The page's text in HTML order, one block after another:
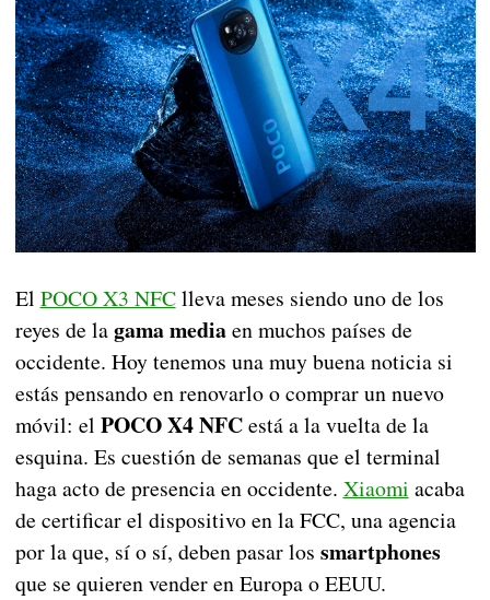
El POCO X3 NFClleva meses siendo uno de los
reyes de lagama mediaen muchos países de
occidente. Hoy tenemos una muy buena noticia si
estás pensando en renovarlo o comprar un nuevo
móvil: el POCO X4 NFCestá a la vuelta de la
esquina. Es cuestión de semanas que el terminal
haga acto de presencia en occidente. Xiaomi acaba
de certificar el dispositivo en la FCC, una agencia
por la que, sí o sí, deben pasar los smartphones
que se quieren vender en Europa o EEUU.